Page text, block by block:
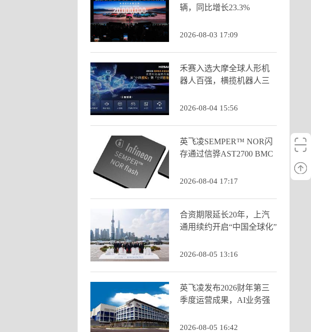
辆，同比增长23.3%
2026-08-03 17:09
禾赛入选大摩全球人形机
器人百强，横揽机器人三
2026-08-04 15:56
英飞凌SEMPER™ NOR闪
存通过信骅AST2700 BMC
2026-08-04 17:17
合资期限延长20年，上汽
通用续约开启“中国全球化”
2026-08-05 13:16
英飞凌发布2026财年第三
季度运营成果，AI业务强
史新高
2026-08-05 16:42